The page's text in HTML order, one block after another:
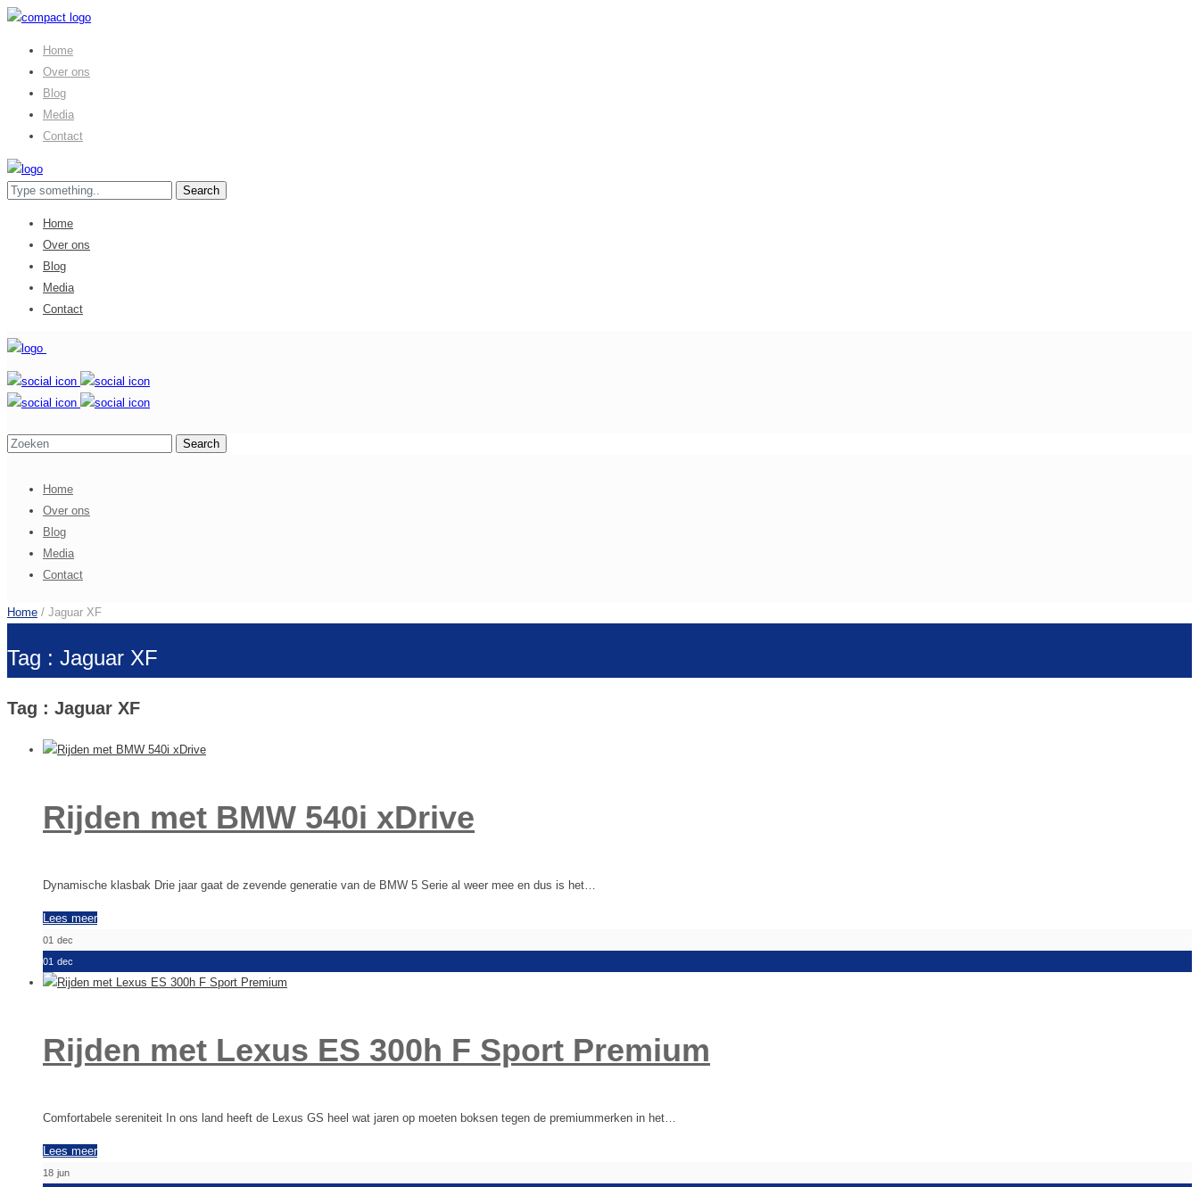
Home
Over ons
Blog
Media
Contact
Home
Over ons
Blog
Media
Contact
Home
Over ons
Blog
Media
Contact
Home / Jaguar XF
Tag : Jaguar XF
Tag : Jaguar XF
Rijden met BMW 540i xDrive
Dynamische klasbak Drie jaar gaat de zevende generatie van de BMW 5 Serie al weer mee en dus is het…
Lees meer
01 dec
01 dec
Rijden met Lexus ES 300h F Sport Premium
Comfortabele sereniteit In ons land heeft de Lexus GS heel wat jaren op moeten boksen tegen de premiummerken in het…
Lees meer
18 jun